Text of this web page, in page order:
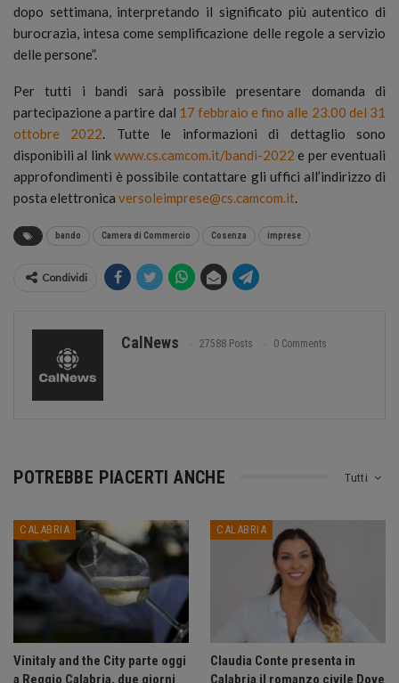
dopo settimana, interpretando il significato più autentico di
burocrazia, intesa come semplificazione delle regole a servizio
delle persone”.
Per tutti i bandi sarà possibile presentare domanda di
partecipazione a partire dal 17 febbraio e fino alle 23.00 del 31
ottobre 2022. Tutte le informazioni di dettaglio sono
disponibili al linkwww.cs.camcom.it/bandi-2022 e per eventuali
approfondimenti è possibile contattare gli uffici all’indirizzo di
posta elettronica versoleimprese@cs.camcom.it.
bando Camera di Commercio Cosenza imprese
Condividi
CalNews 27588 Posts 0 Comments
Tutti
POTREBBE PIACERTI ANCHE
CALABRIA
Vinitaly and the City parte oggi
a Reggio Calabria, due giorni
CALABRIA
Claudia Conte presenta in
Calabria il romanzo civile Dove